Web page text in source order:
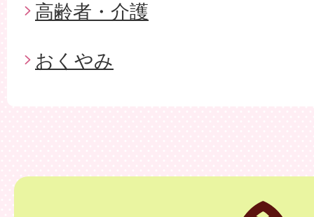
高齢者・介護
おくやみ